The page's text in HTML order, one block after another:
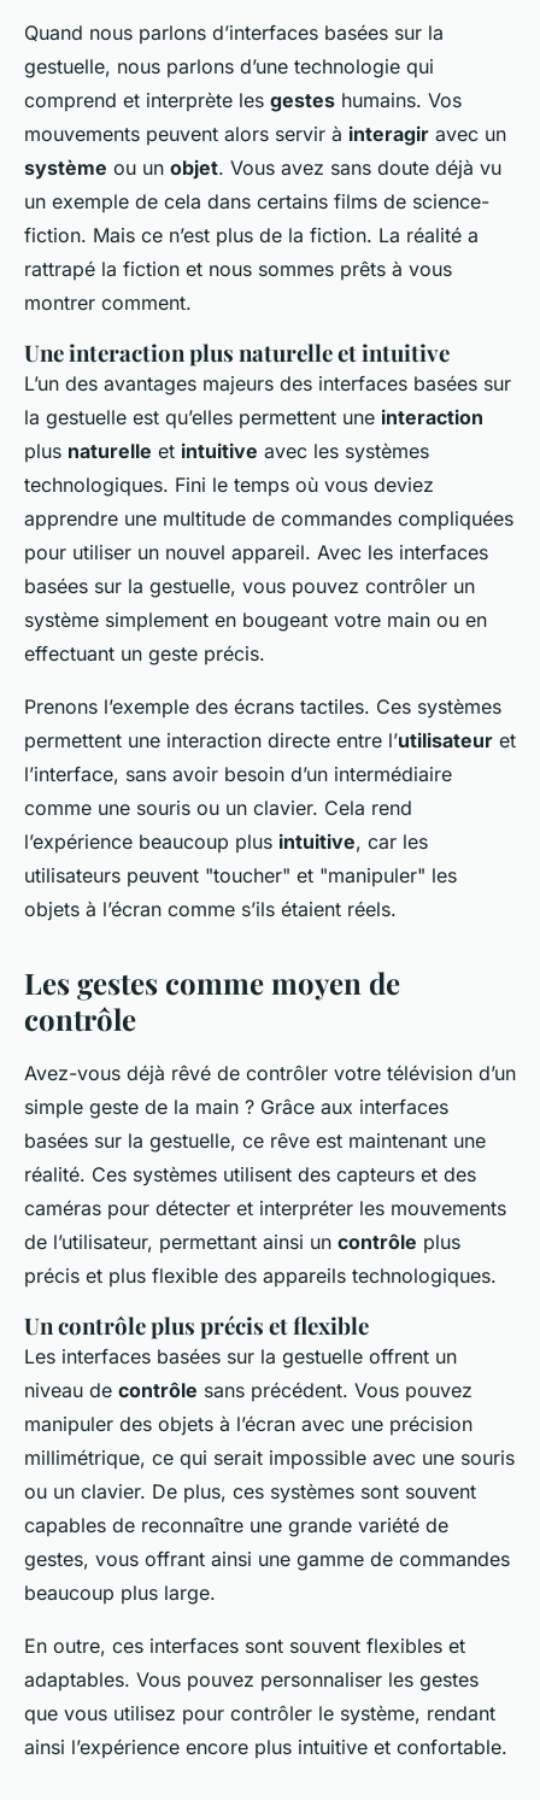
Quand nous parlons d’interfaces basées sur la
gestuelle, nous parlons d’une technologie qui
comprend et interprète les gestes humains. Vos
mouvements peuvent alors servir à interagir avec un
système ou un objet. Vous avez sans doute déjà vu
un exemple de cela dans certains films de science-
fiction. Mais ce n’est plus de la fiction. La réalité a
rattrapé la fiction et nous sommes prêts à vous
montrer comment.
Une interaction plus naturelle et intuitive
L’un des avantages majeurs des interfaces basées sur
la gestuelle est qu’elles permettent une interaction
plus naturelle et intuitive avec les systèmes
technologiques. Fini le temps où vous deviez
apprendre une multitude de commandes compliquées
pour utiliser un nouvel appareil. Avec les interfaces
basées sur la gestuelle, vous pouvez contrôler un
système simplement en bougeant votre main ou en
effectuant un geste précis.
Prenons l’exemple des écrans tactiles. Ces systèmes
permettent une interaction directe entre l’utilisateur et
l’interface, sans avoir besoin d’un intermédiaire
comme une souris ou un clavier. Cela rend
l’expérience beaucoup plus intuitive, car les
utilisateurs peuvent "toucher" et "manipuler" les
objets à l’écran comme s’ils étaient réels.
Les gestes comme moyen de
contrôle
Avez-vous déjà rêvé de contrôler votre télévision d’un
simple geste de la main ? Grâce aux interfaces
basées sur la gestuelle, ce rêve est maintenant une
réalité. Ces systèmes utilisent des capteurs et des
caméras pour détecter et interpréter les mouvements
de l’utilisateur, permettant ainsi un contrôle plus
précis et plus flexible des appareils technologiques.
Un contrôle plus précis et flexible
Les interfaces basées sur la gestuelle offrent un
niveau de contrôle sans précédent. Vous pouvez
manipuler des objets à l’écran avec une précision
millimétrique, ce qui serait impossible avec une souris
ou un clavier. De plus, ces systèmes sont souvent
capables de reconnaître une grande variété de
gestes, vous offrant ainsi une gamme de commandes
beaucoup plus large.
En outre, ces interfaces sont souvent flexibles et
adaptables. Vous pouvez personnaliser les gestes
que vous utilisez pour contrôler le système, rendant
ainsi l’expérience encore plus intuitive et confortable.